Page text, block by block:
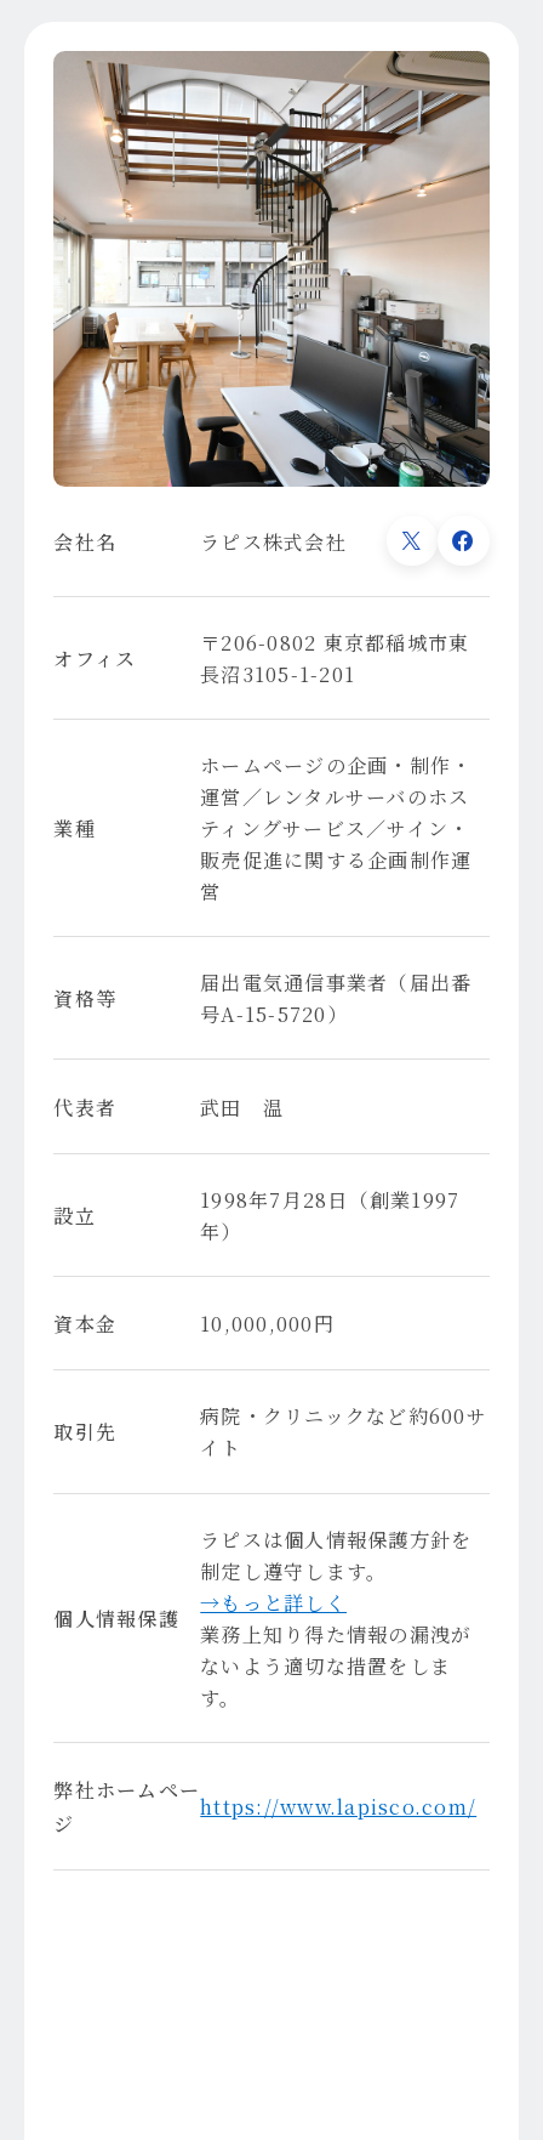
会社名 ラピス株式会社
オフィス
〒206-0802 東京都稲城市東
長沼3105-1-201
業種
ホームページの企画・制作・
運営／レンタルサーバのホス
ティングサービス／サイン・
販売促進に関する企画制作運
営
資格等
届出電気通信事業者（届出番
号A-15-5720）
代表者 武田 温
設立
1998年7月28日（創業1997
年）
資本金 10,000,000円
取引先
病院・クリニックなど約600サ
イト
個人情報保護
ラピスは個人情報保護方針を
制定し遵守します。
→もっと詳しく
業務上知り得た情報の漏洩が
ないよう適切な措置をしま
す。
弊社ホームペー
ジ
https://www.lapisco.com/